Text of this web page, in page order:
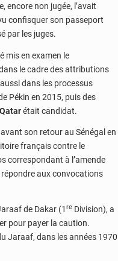
encore non jugée, l’avait
confisquer son passeport
par les juges.
mis en examen le
le cadre des attributions
dans les processus
Pékin en 2015, puis des
Qatarétait candidat.
son retour au Sénégal en
français contre le
correspondant à l’amende
aux convocations
de Dakar (1 re Division), a
pour payer la caution.
Jaraaf, dans les années 1970